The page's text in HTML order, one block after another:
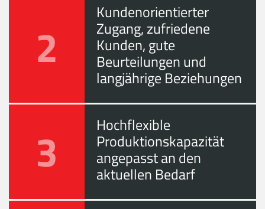
2
Kundenorientierter
Zugang, zufriedene
Kunden, gute
Beurteilungen und
langjährige Beziehungen
3 Hochflexible
Produktionskapazität
angepasst an den
aktuellen Bedarf